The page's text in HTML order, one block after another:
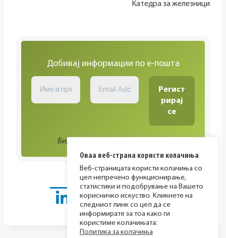
Катедра за железници
Добивај информации по е-пошта
Биди во тек со сите активности!
Оваа веб-страна користи колачиња
Веб-страницата користи колачиња со
цел непречено функционирање,
статистики и подобрување на Вашето
корисничко искуство. Кликнете на
следниот линк со цел да се
информирате за тоа како ги
користиме колачињата:
Политика за колачиња